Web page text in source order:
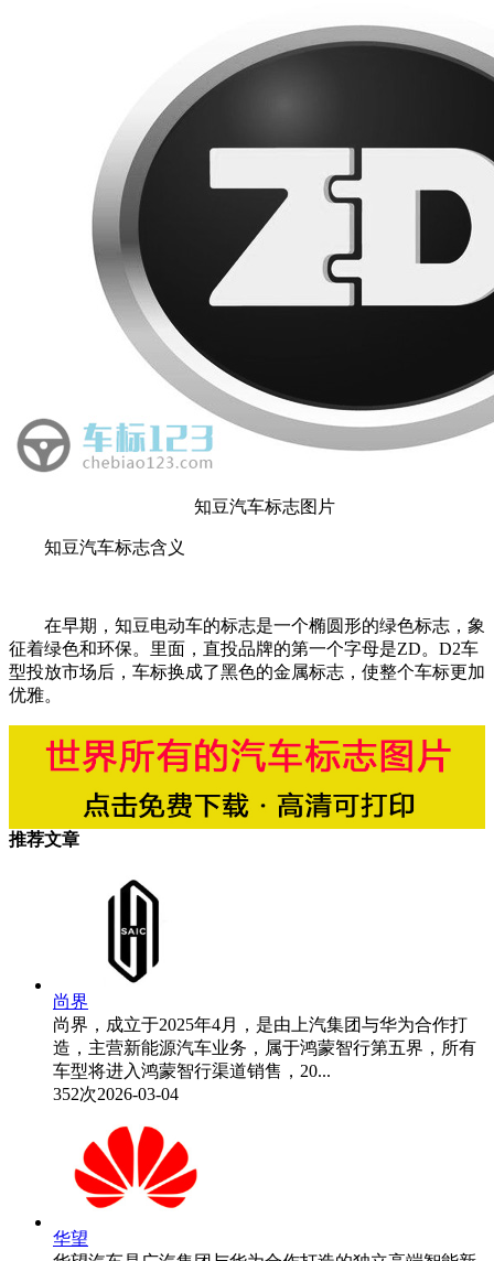
知豆汽车标志图片
知豆汽车标志含义
在早期，知豆电动车的标志是一个椭圆形的绿色标志，象
征着绿色和环保。里面，直投品牌的第一个字母是ZD。D2车
型投放市场后，车标换成了黑色的金属标志，使整个车标更加
优雅。
推荐文章
尚界
尚界，成立于2025年4月，是由上汽集团与华为合作打
造，主营新能源汽车业务，属于鸿蒙智行第五界，所有
车型将进入鸿蒙智行渠道销售，20...
352次2026-03-04
华望